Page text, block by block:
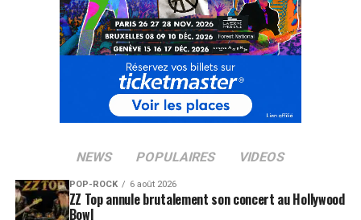
NEWS POPULAIRES VIDEOS
POP-ROCK 6 août 2026
ZZ Top annule brutalement son concert au Hollywood
Bowl